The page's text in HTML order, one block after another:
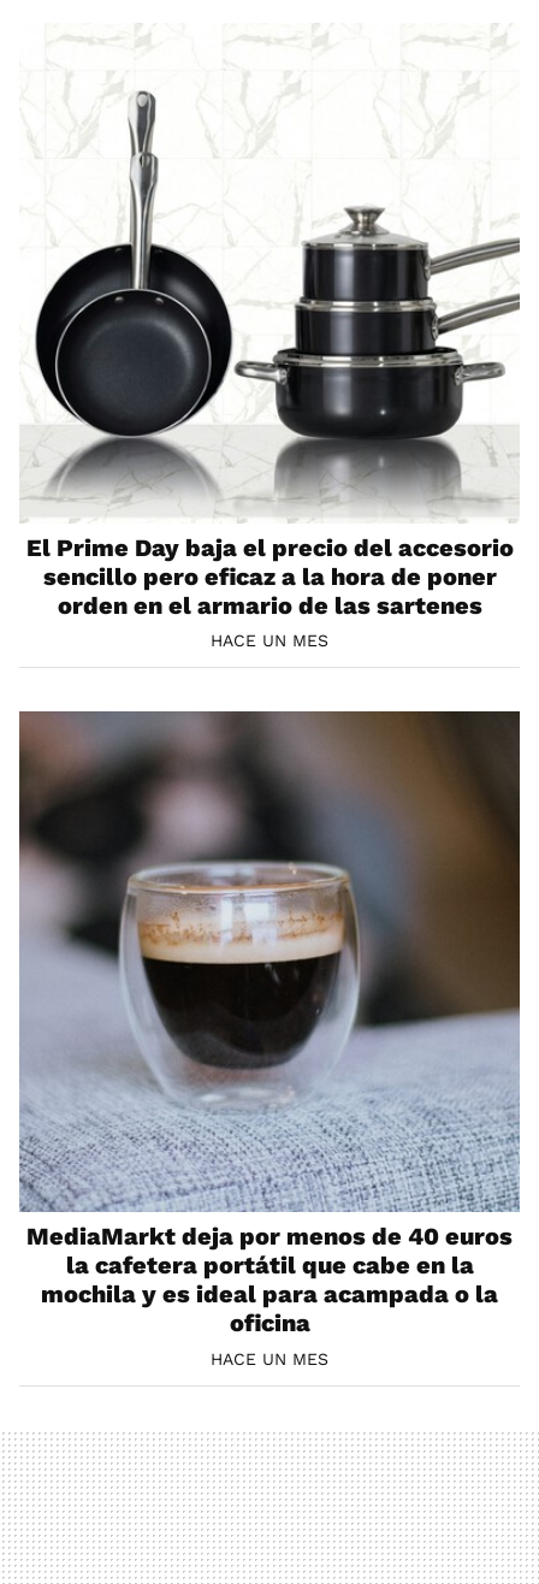
El Prime Day baja el precio del accesorio
sencillo pero eficaz a la hora de poner
orden en el armario de las sartenes
HACE UN MES
MediaMarkt deja por menos de 40 euros
la cafetera portátil que cabe en la
mochila y es ideal para acampada o la
oficina
HACE UN MES